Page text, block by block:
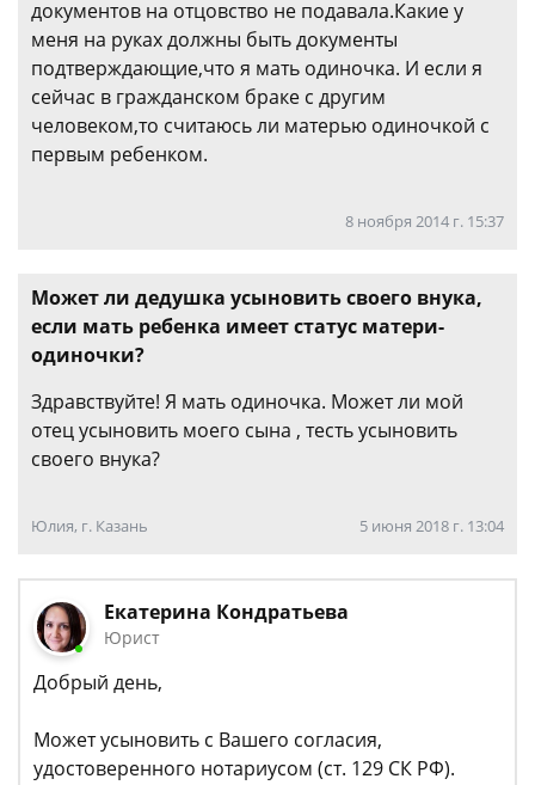
документов на отцовство не подавала.Какие у
меня на руках должны быть документы
подтверждающие,что я мать одиночка. И если я
сейчас в гражданском браке с другим
человеком,то считаюсь ли матерью одиночкой с
первым ребенком.
8 ноября 2014 г. 15:37
Может ли дедушка усыновить своего внука,
если мать ребенка имеет статус матери-
одиночки?
Здравствуйте! Я мать одиночка. Может ли мой
отец усыновить моего сына , тесть усыновить
своего внука?
Юлия, г. Казань 5 июня 2018 г. 13:04
Екатерина Кондратьева
Юрист
Добрый день,
Может усыновить с Вашего согласия,
удостоверенного нотариусом (ст. 129 СК РФ).